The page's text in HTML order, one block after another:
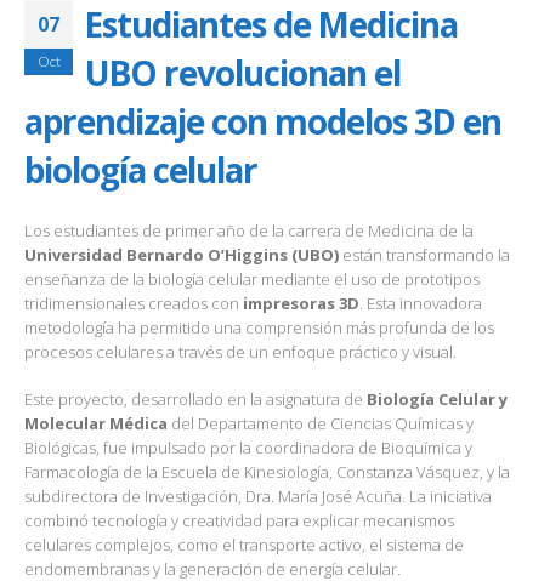
07
Oct
Estudiantes de Medicina
UBO revolucionan el
aprendizaje con modelos 3D en
biología celular
Los estudiantes de primer año de la carrera de Medicina de la
Universidad Bernardo O’Higgins (UBO) están transformando la
enseñanza de la biología celular mediante el uso de prototipos
tridimensionales creados con impresoras 3D. Esta innovadora
metodología ha permitido una comprensión más profunda de los
procesos celulares a través de un enfoque práctico y visual.
Este proyecto, desarrollado en la asignatura de Biología Celular y
Molecular Médica del Departamento de Ciencias Químicas y
Biológicas, fue impulsado por la coordinadora de Bioquímica y
Farmacología de la Escuela de Kinesiología, Constanza Vásquez, y la
subdirectora de Investigación, Dra. María José Acuña. La iniciativa
combinó tecnología y creatividad para explicar mecanismos
celulares complejos, como el transporte activo, el sistema de
endomembranas y la generación de energía celular.